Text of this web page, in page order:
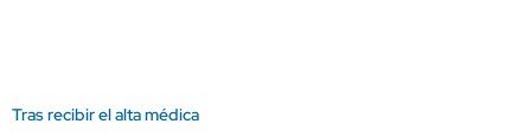
Tras recibir el alta médica